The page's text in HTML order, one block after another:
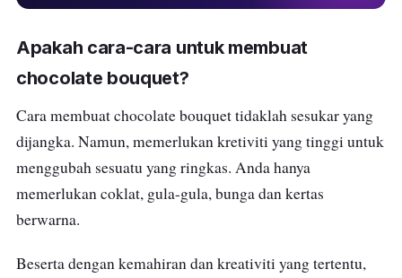
Apakah cara-cara untuk membuat
chocolate bouquet?
Cara membuat chocolate bouquet tidaklah sesukar yang
dijangka. Namun, memerlukan kretiviti yang tinggi untuk
menggubah sesuatu yang ringkas. Anda hanya
memerlukan coklat, gula-gula, bunga dan kertas
berwarna.
Beserta dengan kemahiran dan kreativiti yang tertentu,